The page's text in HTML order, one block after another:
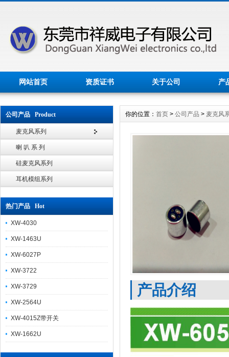
网站首页 资质证书 关于公司 产
公司产品 Product
麦克风系列
喇 叭 系 列
硅麦克风系列
耳机模组系列
热门产品 Hot
XW-4030
XW-1463U
XW-6027P
XW-3722
XW-3729
XW-2564U
XW-4015Z带开关
XW-1662U
你的位置： 首页 > 公司产品 > 麦克风
产品介绍